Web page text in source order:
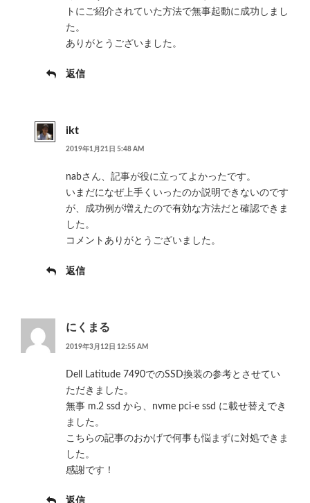
トにご紹介されていた方法で無事起動に成功しまし
た。
ありがとうございました。
返信
ikt
2019年1月21日 5:48 AM
nabさん、記事が役に立ってよかったです。
いまだになぜ上手くいったのか説明できないのです
が、成功例が増えたので有効な方法だと確認できま
した。
コメントありがとうございました。
返信
にくまる
2019年3月12日 12:55 AM
Dell Latitude 7490でのSSD換装の参考とさせてい
ただきました。
無事 m.2 ssd から、nvme pci-e ssd に載せ替えでき
ました。
こちらの記事のおかげで何事も悩まずに対処できま
した。
感謝です！
返信